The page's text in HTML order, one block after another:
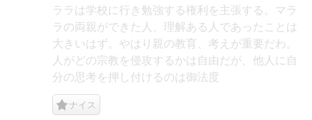
ララは学校に行き勉強する権利を主張する。マラ
ラの両親ができた人、理解ある人であったことは
大きいはず。やはり親の教育、考えが重要だわ。
人がどの宗教を侵攻するかは自由だが、他人に自
分の思考を押し付けるのは御法度
ナイス